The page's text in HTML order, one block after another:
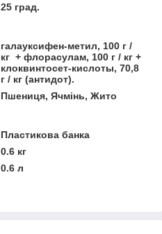
25 град.
галауксифен-метил, 100 г /
кг + флорасулам, 100 г / кг +
клоквинтосет-кислоты, 70,8
г / кг (антидот).
Пшениця, Ячмінь, Жито
Пластикова банка
0.6 кг
0.6 л